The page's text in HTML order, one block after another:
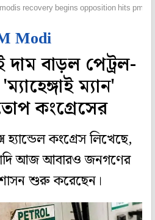
recovery begins opposition hits pm
Modi
বাড়ল পেট্রল-
ম্যান'
কংগ্রেসের
কংগ্রেস লিখেছে,
মোদি আজ আবারও জনগণের
শুরু করেছেন।